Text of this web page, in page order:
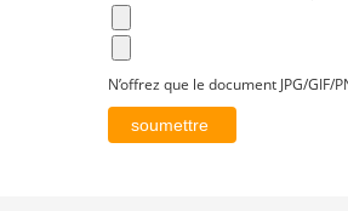
N’offrez que le document JPG/